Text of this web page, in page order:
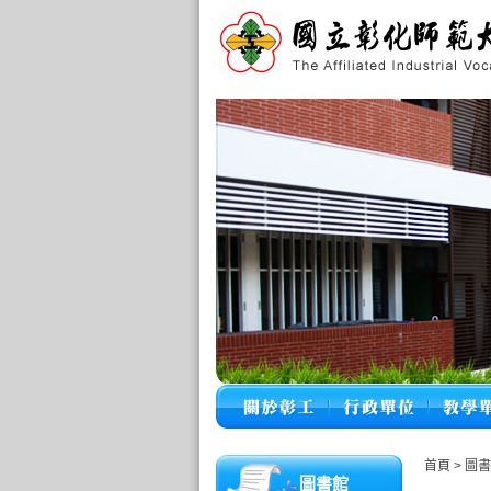
圖書館
首頁 > 圖